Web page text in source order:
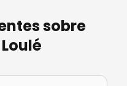
sobre
Loulé